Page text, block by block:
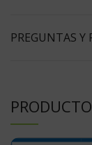
PREGUNTAS Y